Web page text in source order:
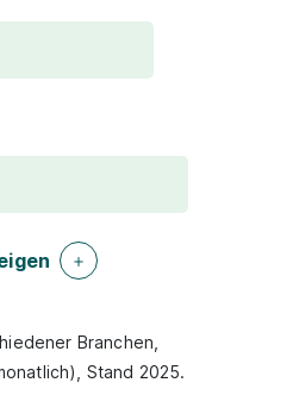
Branchen,
Stand 2025.